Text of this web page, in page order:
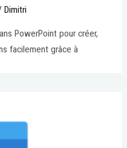
Dimitri
PowerPoint pour créer,
facilement grâce à